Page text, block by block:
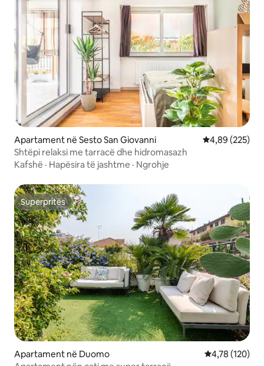
Apartament në Sesto San Giovanni Vlerësimi
4,89 (225)
Shtëpi relaksi me tarracë dhe hidromasazh ​
Kafshë · Hapësira të jashtme · Ngrohje
Superpritës
Superpritës
Apartament në Duomo Vlerësimi
4,78 (120)